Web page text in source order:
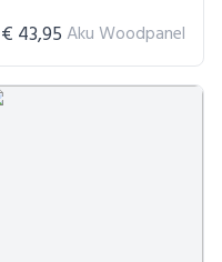
€ 43,95 Aku Woodpanel